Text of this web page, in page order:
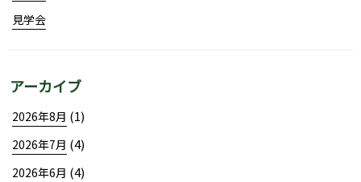
見学会
アーカイブ
2026年8月 (1)
2026年7月 (4)
2026年6月 (4)